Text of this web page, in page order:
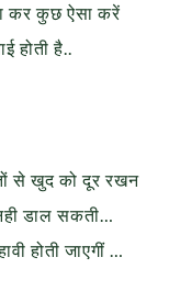
कर कुछ ऐसा करें
है..
से खुद को दूर रखन
डाल सकती…
होती जाएगीं …